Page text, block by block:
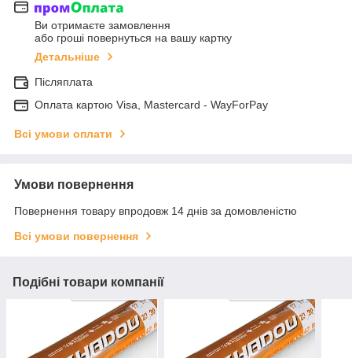
Ви отримаєте замовлення
або гроші повернуться на вашу картку
Детальніше
Післяплата
Оплата картою Visa, Mastercard - WayForPay
Всі умови оплати
Умови повернення
Повернення товару впродовж 14 днів за домовленістю
Всі умови повернення
Подібні товари компанії